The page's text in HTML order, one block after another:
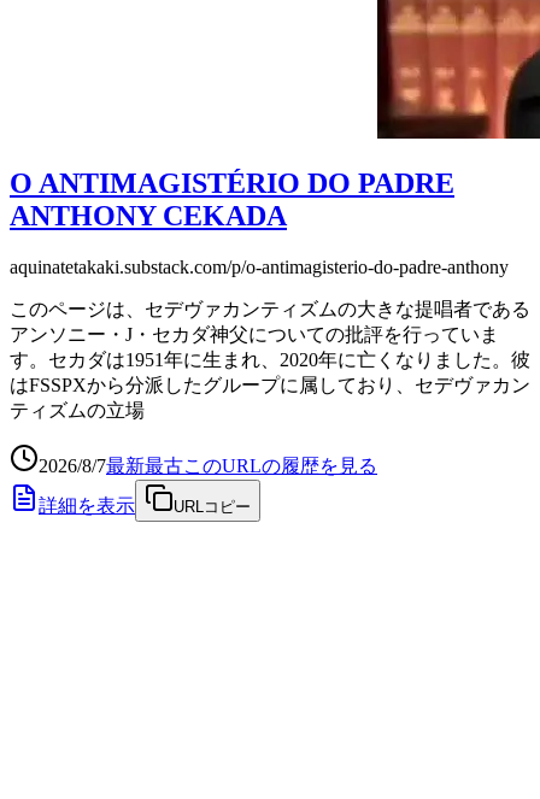
O ANTIMAGISTÉRIO DO PADRE
ANTHONY CEKADA
aquinatetakaki.substack.com/p/o-antimagisterio-do-padre-anthony
このページは、セデヴァカンティズムの大きな提唱者である
アンソニー・J・セカダ神父についての批評を行っていま
す。セカダは1951年に生まれ、2020年に亡くなりました。彼
はFSSPXから分派したグループに属しており、セデヴァカン
ティズムの立場
2026/8/7最新最古このURLの履歴を見る
詳細を表示
URLコピー